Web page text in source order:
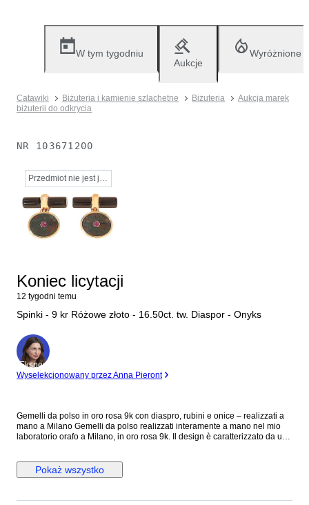
W tym tygodniu
Aukcje
Wyróżnione
Catawiki Biżuteria i kamienie szlachetne Biżuteria
Aukcja marek
biżuterii do odkrycia
NR 103671200
Przedmiot nie jest już dostępny
Koniec licytacji
12 tygodni temu
Spinki - 9 kr Różowe złoto - 16.50ct. tw. Diaspor - Onyks
Ekspert
Wyselekcjonowany przez Anna Pieront
Gemelli da polso in oro rosa 9k con diaspro, rubini e onice – realizzati a
mano a Milano Gemelli da polso realizzati interamente a mano nel mio
laboratorio orafo a Milano, in oro rosa 9k. Il design è caratterizzato da un
uniche. Al centro, due rubini naturali taglio brillante aggiungono un punto
luce raffinato, mentre sull’estremità opposta due barrette in onice,
ed elegante. La combinazione di materiali e geometrie dà vita a un
Pokaż wszystko